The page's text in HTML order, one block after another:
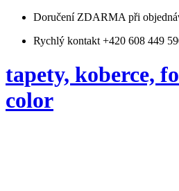
Doručení ZDARMA při
Rychlý kontakt +420 608 449
tapety, koberce,
color